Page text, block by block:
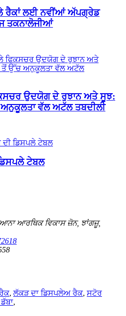
ਰੈਕਾਂ ਲਈ ਨਵੀਂਆਂ ਅੱਪਗ੍ਰੇਡ
ਤਕਨਾਲੋਜੀਆਂ
ਉਦਯੋਗ ਦੇ ਰੁਝਾਨ ਅਤੇ ਸੂਝ:
ਵੱਲ ਅਟੱਲ ਤਬਦੀਲੀ
ਟੇਬਲ
ਆਰਥਿਕ ਵਿਕਾਸ ਜ਼ੋਨ, ਝਾਂਗਜ਼ੂ,
,ਲੱਕੜ ਦਾ ਡਿਸਪਲੇਅ ਰੈਕ, ਸਟੋਰ
,